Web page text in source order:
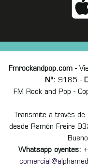
Fmrockandpop.com-
Nº: 9185 -
FM Rock and Pop -
Transmite a través
desde Ramón Freire
Whatsapp oyentes: